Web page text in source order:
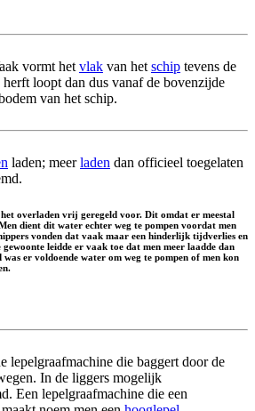
vormt het vlak van het schip tevens de
loopt dan dus vanaf de bovenzijde
van het schip.
laden; meerladen dan officieel toegelaten
overladen vrij geregeld voor. Dit omdat er meestal
dient dit water echter weg te pompen voordat men
vonden dat vaak maar een hinderlijk tijdverlies en
gewoonte leidde er vaak toe dat men meer laadde dan
er voldoende water om weg te pompen of men kon
lepelgraafmachine die baggert door de
In de liggers mogelijk
Een lepelgraafmachine die een